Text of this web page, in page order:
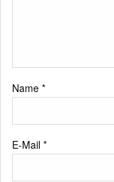
Name *
E-Mail *